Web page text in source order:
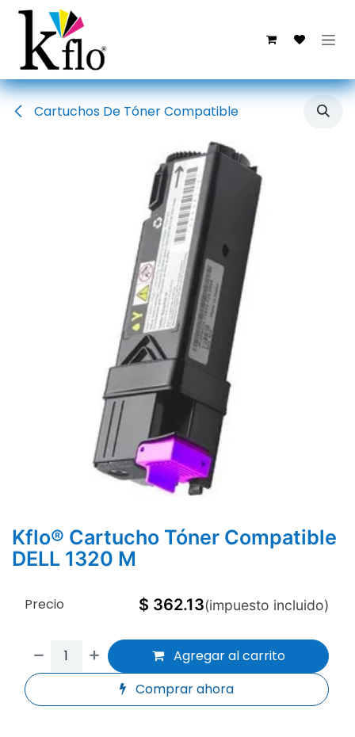
Ir al contenido
Cartuchos De Tóner Compatible
Kflo® Cartucho Tóner Compatible
DELL 1320 M
Agregar al carrito
Comprar ahora
Precio $ 362.13(impuesto incluido)